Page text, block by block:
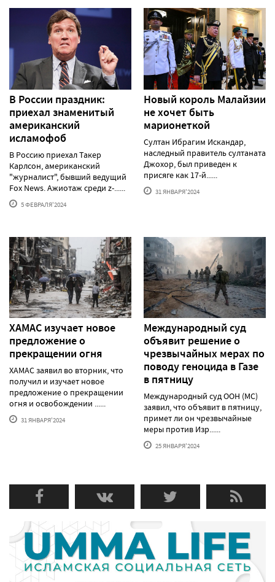
В России праздник:
приехал знаменитый
американский
исламофоб
В Россию приехал Такер
Карлсон, американский
"журналист", бывший ведущий
Fox News. Ажиотаж среди z-......
5 ФЕВРАЛЯ'2024
Новый король Малайзии
не хочет быть
марионеткой
Султан Ибрагим Искандар,
наследный правитель султаната
Джохор, был приведен к
присяге как 17-й......
31 ЯНВАРЯ'2024
ХАМАС изучает новое
предложение о
прекращении огня
ХАМАС заявил во вторник, что
получил и изучает новое
предложение о прекращении
огня и освобождении ......
31 ЯНВАРЯ'2024
Международный суд
объявит решение о
чрезвычайных мерах по
поводу геноцида в Газе
в пятницу
Международный суд ООН (МС)
заявил, что объявит в пятницу,
примет ли он чрезвычайные
меры против Изр......
25 ЯНВАРЯ'2024